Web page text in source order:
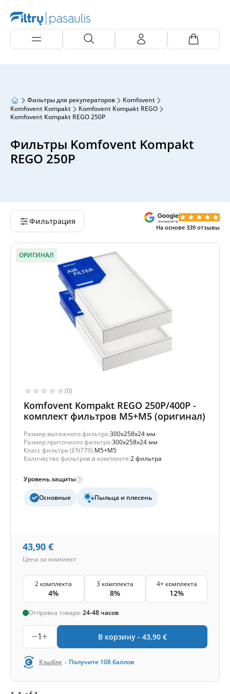
Фильтры для рекуператоров
Komfovent
Komfovent Kompakt
Komfovent Kompakt REGO
Komfovent Kompakt REGO 250P
Фильтры Komfovent Kompakt
REGO 250P
Фильтрация
На основе 339 отзывы
ОРИГИНАЛ
(0)
Komfovent Kompakt REGO 250P/400P -
комплект фильтров M5+M5 (оригинал)
Размер вытяжного фильтра:300x258x24 мм
Размер приточного фильтра:300x258x24 мм
Класс фильтра (EN779):M5+M5
Количество фильтров в комплекте:2 фильтра
Уровень защиты
Основные Пыльца и плесень
43,90 €
Цена за комплект
2 комплекта
4%
3 комплекта
8%
4+ комплекта
12%
Отправка товара:24-48 часов
1 В корзину - 43,90 €
Кэшбэк - Получите 108баллов